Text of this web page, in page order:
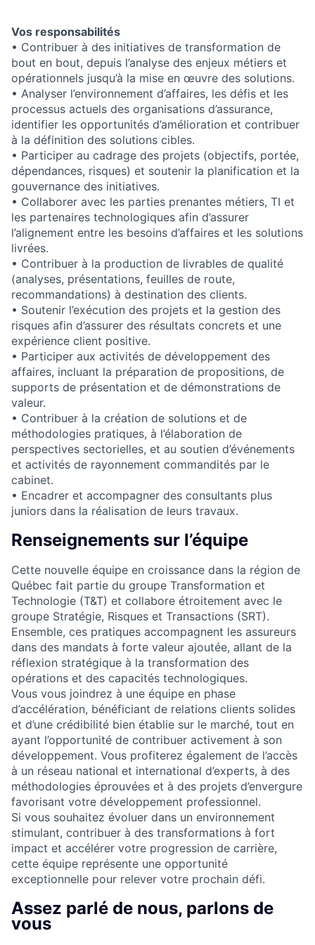
Vos responsabilités
• Contribuer à des initiatives de transformation de
bout en bout, depuis l’analyse des enjeux métiers et
opérationnels jusqu’à la mise en œuvre des solutions.
• Analyser l’environnement d’affaires, les défis et les
processus actuels des organisations d’assurance,
identifier les opportunités d’amélioration et contribuer
à la définition des solutions cibles.
• Participer au cadrage des projets (objectifs, portée,
dépendances, risques) et soutenir la planification et la
gouvernance des initiatives.
• Collaborer avec les parties prenantes métiers, TI et
les partenaires technologiques afin d’assurer
l’alignement entre les besoins d’affaires et les solutions
livrées.
• Contribuer à la production de livrables de qualité
(analyses, présentations, feuilles de route,
recommandations) à destination des clients.
• Soutenir l’exécution des projets et la gestion des
risques afin d’assurer des résultats concrets et une
expérience client positive.
• Participer aux activités de développement des
affaires, incluant la préparation de propositions, de
supports de présentation et de démonstrations de
valeur.
• Contribuer à la création de solutions et de
méthodologies pratiques, à l’élaboration de
perspectives sectorielles, et au soutien d’événements
et activités de rayonnement commandités par le
cabinet.
• Encadrer et accompagner des consultants plus
juniors dans la réalisation de leurs travaux.
Renseignements sur l’équipe
Cette nouvelle équipe en croissance dans la région de
Québec fait partie du groupe Transformation et
Technologie (T&T) et collabore étroitement avec le
groupe Stratégie, Risques et Transactions (SRT).
Ensemble, ces pratiques accompagnent les assureurs
dans des mandats à forte valeur ajoutée, allant de la
réflexion stratégique à la transformation des
opérations et des capacités technologiques.
Vous vous joindrez à une équipe en phase
d’accélération, bénéficiant de relations clients solides
et d’une crédibilité bien établie sur le marché, tout en
ayant l’opportunité de contribuer activement à son
développement. Vous profiterez également de l’accès
à un réseau national et international d’experts, à des
méthodologies éprouvées et à des projets d’envergure
favorisant votre développement professionnel.
Si vous souhaitez évoluer dans un environnement
stimulant, contribuer à des transformations à fort
impact et accélérer votre progression de carrière,
cette équipe représente une opportunité
exceptionnelle pour relever votre prochain défi.
Assez parlé de nous, parlons de
vous